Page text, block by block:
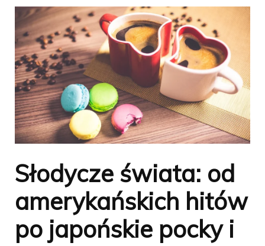
Słodycze świata: od
amerykańskich hitów
po japońskie pocky i